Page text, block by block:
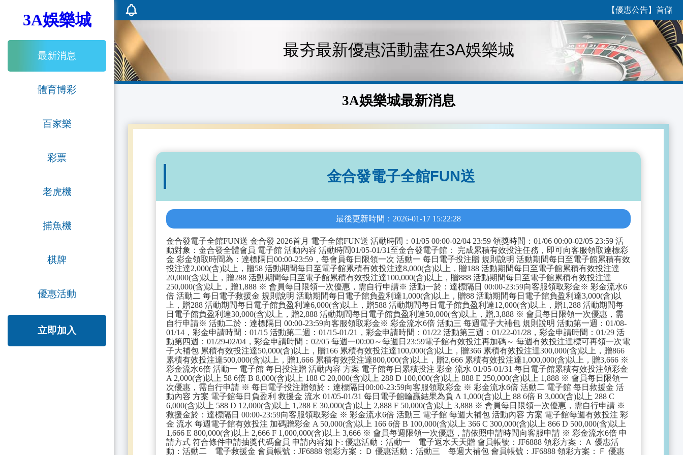
3A娛樂城
最新消息
體育博彩
百家樂
彩票
老虎機
捕魚機
棋牌
優惠活動
立即加入
【優惠公告】首儲1000
最夯最新優惠活動盡在3A娛樂城
3A娛樂城最新消息
金合發電子全館FUN送
最後更新時間：2026-01-17 15:22:28
金合發電子全館FUN送 金合發 2026首月 電子全館FUN送 活動時間：01/05 00:00-02/04 23:59 領獎時間：01/06 00:00-02/05 23:59 活
動對象：金合發全體會員 電子館 活動內容 活動時間01/05-01/31至金合發電子館： 完成累積有效投注任務，即可向客服領取達標彩
金 彩金領取時間為：達標隔日00:00-23:59，每會員每日限領一次 活動一 每日電子投注贈 規則說明 活動期間每日至電子館累積有效
投注達2,000(含)以上，贈58 活動期間每日至電子館累積有效投注達8,000(含)以上，贈188 活動期間每日至電子館累積有效投注達
20,000(含)以上，贈288 活動期間每日至電子館累積有效投注達100,000(含)以上，贈888 活動期間每日至電子館累積有效投注達
250,000(含)以上，贈1,888 ※ 會員每日限領一次優惠，需自行申請※ 活動一於：達標隔日 00:00-23:59向客服領取彩金※ 彩金流水6
倍 活動二 每日電子救援金 規則說明 活動期間每日電子館負盈利達1,000(含)以上，贈88 活動期間每日電子館負盈利達3,000(含)以
上，贈288 活動期間每日電子館負盈利達6,000(含)以上，贈588 活動期間每日電子館負盈利達12,000(含)以上，贈1,288 活動期間每
日電子館負盈利達30,000(含)以上，贈2,888 活動期間每日電子館負盈利達50,000(含)以上，贈,3,888 ※ 會員每日限領一次優惠，需
自行申請※ 活動二於：達標隔日 00:00-23:59向客服領取彩金※ 彩金流水6倍 活動三 每週電子大補包 規則說明 活動第一週：01/08-
01/14，彩金申請時間：01/15 活動第二週：01/15-01/21，彩金申請時間：01/22 活動第三週：01/22-01/28，彩金申請時間：01/29 活
動第四週：01/29-02/04，彩金申請時間：02/05 每週一00:00～每週日23:59電子館有效投注再加碼～ 每週有效投注達標可再領一次電
子大補包 累積有效投注達50,000(含)以上，贈166 累積有效投注達100,000(含)以上，贈366 累積有效投注達300,000(含)以上，贈866
累積有效投注達500,000(含)以上，贈1,666 累積有效投注達800,000(含)以上，贈2,666 累積有效投注達1,000,000(含)以上，贈3,666 ※
彩金流水6倍 活動一 電子館 每日投注贈 活動內容 方案 電子館每日累積投注 彩金 流水 01/05-01/31 每日電子館累積有效投注領彩金
A 2,000(含)以上 58 6倍 B 8,000(含)以上 188 C 20,000(含)以上 288 D 100,000(含)以上 888 E 250,000(含)以上 1,888 ※ 會員每日限領一
次優惠，需自行申請 ※ 每日電子投注贈領於：達標隔日00:00-23:59向客服領取彩金 ※ 彩金流水6倍 活動二 電子館 每日救援金 活
動內容 方案 電子館每日負盈利 救援金 流水 01/05-01/31 每日電子館輸贏結果為負 A 1,000(含)以上 88 6倍 B 3,000(含)以上 288 C
6,000(含)以上 588 D 12,000(含)以上 1,288 E 30,000(含)以上 2,888 F 50,000(含)以上 3,888 ※ 會員每日限領一次優惠，需自行申請 ※
救援金於：達標隔日 00:00-23:59向客服領取彩金 ※ 彩金流水6倍 活動三 電子館 每週大補包 活動內容 方案 電子館每週有效投注 彩
金 流水 每週電子館有效投注 加碼贈彩金 A 50,000(含)以上 166 6倍 B 100,000(含)以上 366 C 300,000(含)以上 866 D 500,000(含)以上
1,666 E 800,000(含)以上 2,666 F 1,000,000(含)以上 3,666 ※ 會員每週限領一次優惠，請依照申請時間向客服申請 ※ 彩金流水6倍 申
請方式 符合條件申請抽獎代碼會員 申請內容如下: 優惠活動：活動一 電子返水天天贈 會員帳號：JF6888 領彩方案：Ａ 優惠活
動：活動二 電子救援金 會員帳號：JF6888 領彩方案：Ｄ 優惠活動：活動三 每週大補包 會員帳號：JF6888 領彩方案：Ｆ 優惠